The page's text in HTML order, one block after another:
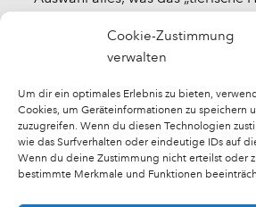
Cookie-Zustimmung
verwalten
Um dir ein optimales Erlebnis zu bieten,
Cookies, um Geräteinformationen zu speichern
zuzugreifen. Wenn du diesen Technologien
wie das Surfverhalten oder eindeutige IDs auf
Wenn du deine Zustimmung nicht erteilst oder
bestimmte Merkmale und Funktionen
Ihre Fragen werden bei uns
Wir können Ihnen für fast alle
Ihrer Tiere bieten wir fast